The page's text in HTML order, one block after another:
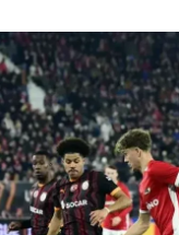
Kırşehir
Kocaeli
Konya
Kütahya